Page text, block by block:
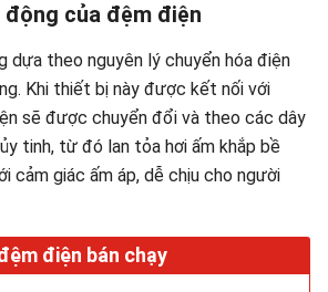
của đệm điện
dựa theo nguyên lý chuyển hóa điện
Khi thiết bị này được kết nối với
sẽ được chuyển đổi và theo các dây
tinh, từ đó lan tỏa hơi ấm khắp bề
cảm giác ấm áp, dễ chịu cho người